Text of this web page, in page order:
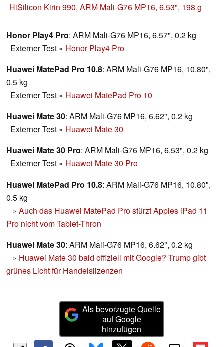
auch einen zweiten 40-MP-Sensor für
hinaus stopfen die Chinesen alles an Spitzentechnologie
in dieses Smartphone, dessen sie habhaft werden
Update: WLAN-Messung mit neuem Referenzrouter
ergänzt.
HiSilicon Kirin 990, ARM Mali-G76 MP16, 6.53", 198 g
Honor Play4 Pro: ARM Mali-G76 MP16, 6.57", 0.2 kg
Externer Test » Honor Play4 Pro
Huawei MatePad Pro 10.8: ARM Mali-G76 MP16, 10.80",
0.5 kg
Externer Test » Huawei MatePad Pro 10
Huawei Mate 30: ARM Mali-G76 MP16, 6.62", 0.2 kg
Externer Test » Huawei Mate 30
Huawei Mate 30 Pro: ARM Mali-G76 MP16, 6.53", 0.2 kg
Externer Test » Huawei Mate 30 Pro
Huawei MatePad Pro 10.8: ARM Mali-G76 MP16, 10.80",
0.5 kg
» Auch das Huawei MatePad Pro stürzt Apples iPad 11
Pro nicht vom Tablet-Thron
Huawei Mate 30: ARM Mali-G76 MP16, 6.62", 0.2 kg
» Huawei Mate 30 bald offiziell mit Google? Trump gibt
grünes Licht für Handelslizenzen
Als bevorzugte Quelle
auf Google
hinzufügen